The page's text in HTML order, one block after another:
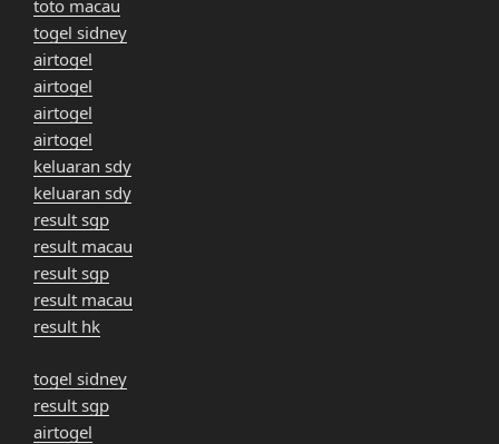
toto macau
togel sidney
airtogel
airtogel
airtogel
airtogel
keluaran sdy
keluaran sdy
result sgp
result macau
result sgp
result macau
result hk
togel sidney
result sgp
airtogel